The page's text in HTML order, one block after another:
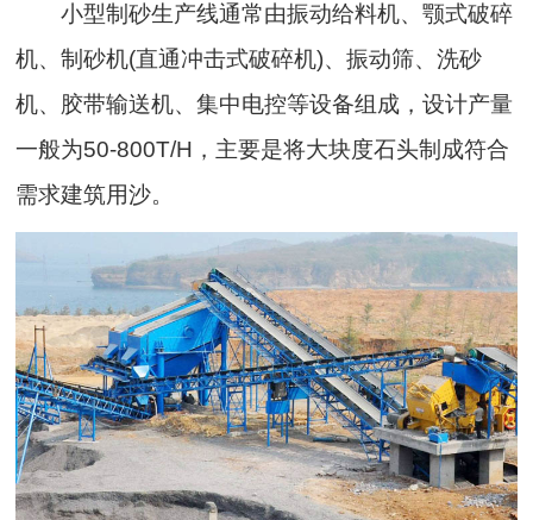
小型制砂生产线通常由振动给料机、颚式破碎
机、制砂机(直通冲击式破碎机)、振动筛、洗砂
机、胶带输送机、集中电控等设备组成，设计产量
一般为50-800T/H，主要是将大块度石头制成符合
需求建筑用沙。